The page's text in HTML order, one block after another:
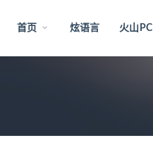
首页 炫语言 火山PC